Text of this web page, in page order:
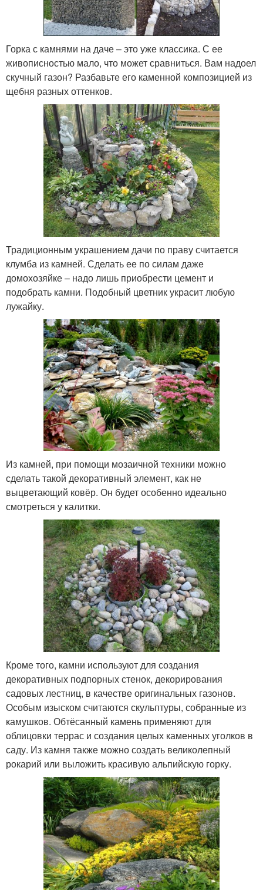
Горка с камнями на даче – это уже классика. С ее
живописностью мало, что может сравниться. Вам надоел
скучный газон? Разбавьте его каменной композицией из
щебня разных оттенков.
Традиционным украшением дачи по праву считается
клумба из камней. Сделать ее по силам даже
домохозяйке – надо лишь приобрести цемент и
подобрать камни. Подобный цветник украсит любую
лужайку.
Из камней, при помощи мозаичной техники можно
сделать такой декоративный элемент, как не
выцветающий ковёр. Он будет особенно идеально
смотреться у калитки.
Кроме того, камни используют для создания
декоративных подпорных стенок, декорирования
садовых лестниц, в качестве оригинальных газонов.
Особым изыском считаются скульптуры, собранные из
камушков. Обтёсанный камень применяют для
облицовки террас и создания целых каменных уголков в
саду. Из камня также можно создать великолепный
рокарий или выложить красивую альпийскую горку.